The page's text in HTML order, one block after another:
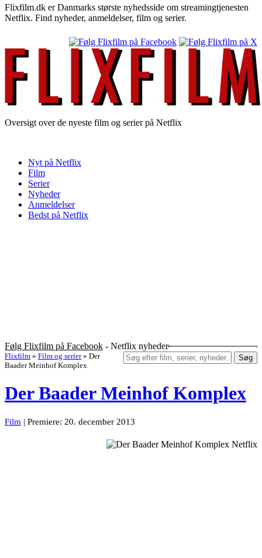
Flixfilm.dk er Danmarks største nyhedsside om streamingtjenesten
Netflix. Find nyheder, anmeldelser, film og serier.
Oversigt over de nyeste film og serier på Netflix
Nyt på Netflix
Film
Serier
Nyheder
Anmeldelser
Bedst på Netflix
Følg Flixfilm på Facebook - Netflix nyheder
Søg
Flixfilm » Film og serier » Der
Baader Meinhof Komplex
Der Baader Meinhof Komplex
Film | Premiere: 20. december 2013